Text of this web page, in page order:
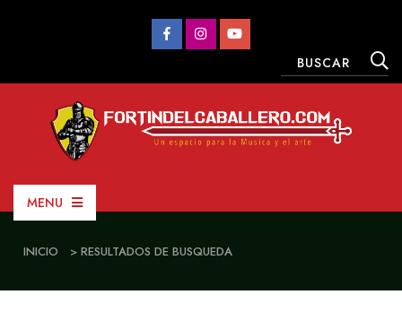
MENU
INICIO > RESULTADOS DE BUSQUEDA